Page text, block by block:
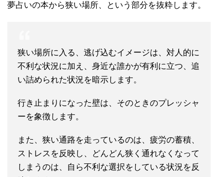
夢占いの本から狭い場所、という部分を抜粋します。
狭い場所に入る、逃げ込むイメージは、対人的に
不利な状況に加え、身近な誰かが有利に立つ、追
い詰められた状況を暗示します。
行き止まりになった壁は、そのときのプレッシャ
ーを象徴します。
また、狭い通路を走っているのは、疲労の蓄積、
ストレスを反映し、どんどん狭く通れなくなって
しまうのは、自ら不利な選択をしている状況を反